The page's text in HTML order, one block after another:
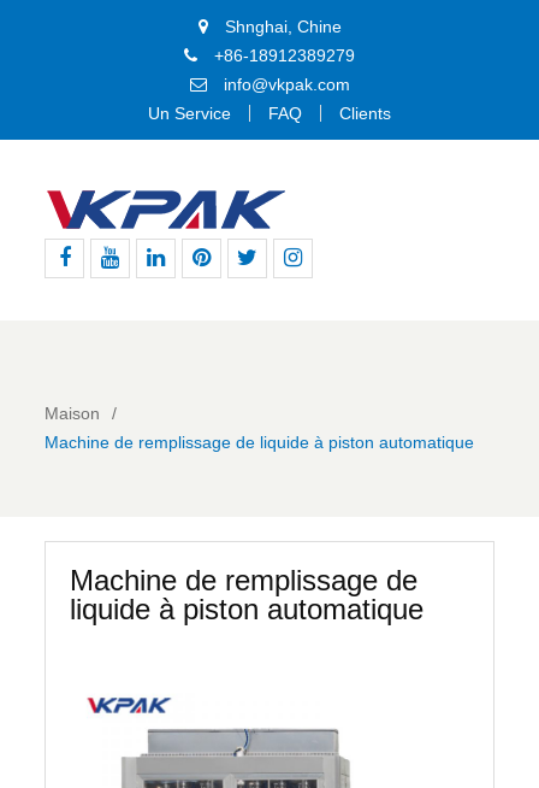
Shnghai, Chine
+86-18912389279
info@vkpak.com
Un Service
FAQ Clients
Maison
Machine de remplissage de liquide à piston automatique
Machine de remplissage de
liquide à piston automatique